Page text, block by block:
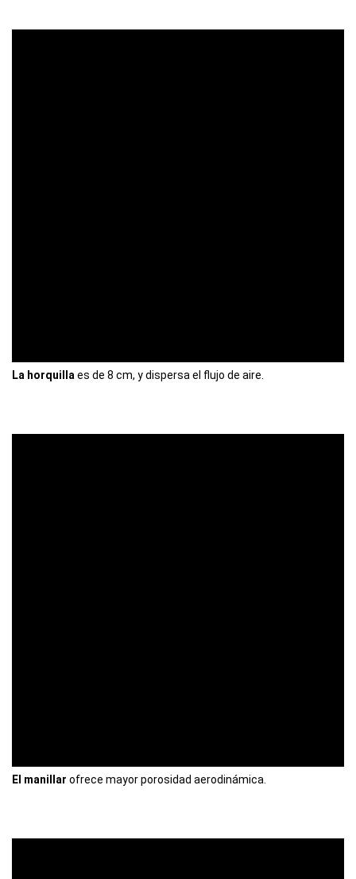
La horquilla es de 8 cm, y dispersa el flujo de aire.
El manillar ofrece mayor porosidad aerodinámica.